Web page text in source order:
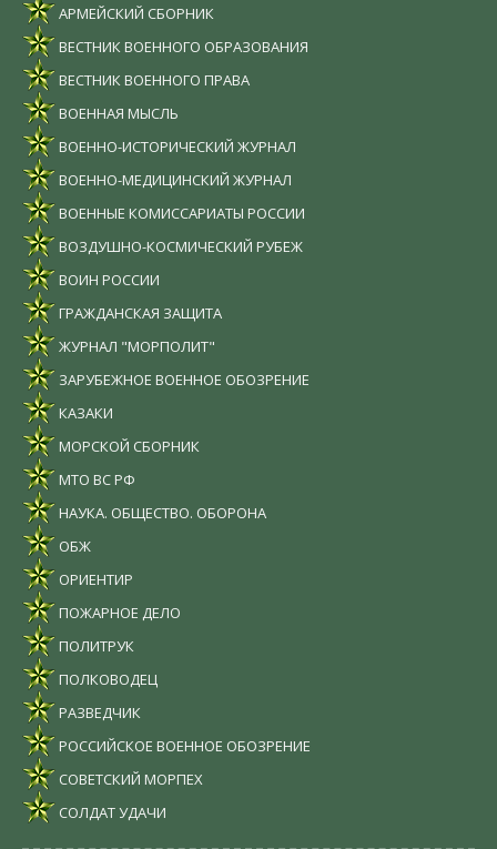
АРМЕЙСКИЙ СБОРНИК
ВЕСТНИК ВОЕННОГО ОБРАЗОВАНИЯ
ВЕСТНИК ВОЕННОГО ПРАВА
ВОЕННАЯ МЫСЛЬ
ВОЕННО-ИСТОРИЧЕСКИЙ ЖУРНАЛ
ВОЕННО-МЕДИЦИНСКИЙ ЖУРНАЛ
ВОЕННЫЕ КОМИССАРИАТЫ РОССИИ
ВОЗДУШНО-КОСМИЧЕСКИЙ РУБЕЖ
ВОИН РОССИИ
ГРАЖДАНСКАЯ ЗАЩИТА
ЖУРНАЛ "МОРПОЛИТ"
ЗАРУБЕЖНОЕ ВОЕННОЕ ОБОЗРЕНИЕ
КАЗАКИ
МОРСКОЙ СБОРНИК
МТО ВС РФ
НАУКА. ОБЩЕСТВО. ОБОРОНА
ОБЖ
ОРИЕНТИР
ПОЖАРНОЕ ДЕЛО
ПОЛИТРУК
ПОЛКОВОДЕЦ
РАЗВЕДЧИК
РОССИЙСКОЕ ВОЕННОЕ ОБОЗРЕНИЕ
СОВЕТСКИЙ МОРПЕХ
СОЛДАТ УДАЧИ